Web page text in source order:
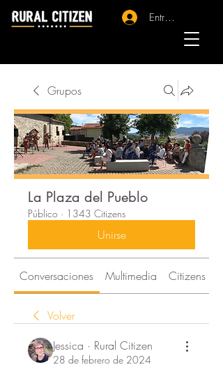
Entrar - Registro
Grupos
La Plaza del Pueblo
Público · 1343 Citizens
Unirse
Conversaciones Multimedia Citizens
Volver
Jessica · Rural Citizen
28 de febrero de 2024